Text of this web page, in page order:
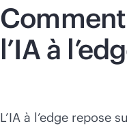
l’IA à
L’IA à l’edge repose